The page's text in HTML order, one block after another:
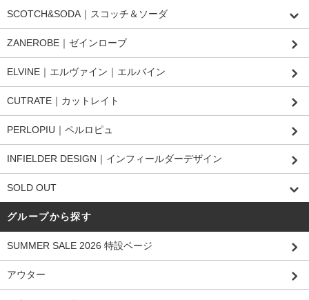
SCOTCH&SODA｜スコッチ＆ソーダ
ZANEROBE｜ゼインローブ
ELVINE｜エルヴァイン｜エルバイン
CUTRATE｜カットレイト
PERLOPIU｜ペルロピュ
INFIELDER DESIGN｜インフィールダーデザイン
SOLD OUT
グループから探す
SUMMER SALE 2026 特設ページ
アウター